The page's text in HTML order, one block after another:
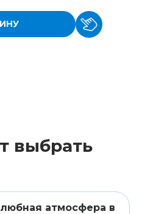
выбрать
атмосфера в